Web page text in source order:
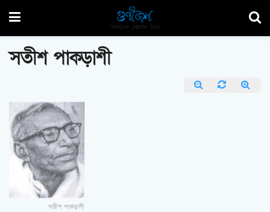
সতীশ পাকড়াশী
সতীশ পাকড়াশী